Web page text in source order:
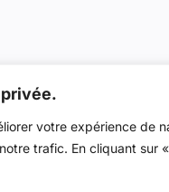
votre expérience de
trafic. En cliquant sur